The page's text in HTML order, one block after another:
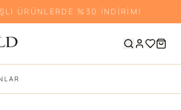
ÜRÜNLERDE %30 İNDİRİM!